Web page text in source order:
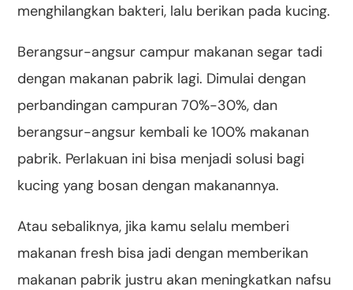
menghilangkan bakteri, lalu berikan pada kucing.
Berangsur-angsur campur makanan segar tadi
dengan makanan pabrik lagi. Dimulai dengan
perbandingan campuran 70%-30%, dan
berangsur-angsur kembali ke 100% makanan
pabrik. Perlakuan ini bisa menjadi solusi bagi
kucing yang bosan dengan makanannya.
Atau sebaliknya, jika kamu selalu memberi
makanan fresh bisa jadi dengan memberikan
makanan pabrik justru akan meningkatkan nafsu